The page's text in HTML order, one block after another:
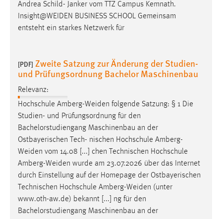
Andrea Schild- Janker vom TTZ Campus Kemnath.
Insight@WEIDEN BUSINESS SCHOOL Gemeinsam
entsteht ein starkes Netzwerk für
[PDF] Zweite Satzung zur Änderung der Studien-
und Prüfungsordnung Bachelor Maschinenbau
Relevanz:
Hochschule Amberg-Weiden folgende Satzung: § 1 Die
Studien- und Prüfungsordnung für den
Bachelorstudiengang Maschinenbau an der
Ostbayerischen Tech- nischen Hochschule Amberg-
Weiden vom 14.08 [...] chen Technischen Hochschule
Amberg-Weiden wurde am 23.07.2026 über das Internet
durch Einstellung auf der Homepage der Ostbayerischen
Technischen Hochschule Amberg-Weiden (unter
www.oth-aw.de) bekannt [...] ng für den
Bachelorstudiengang Maschinenbau an der